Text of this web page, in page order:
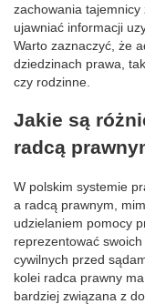
zachowania
ujawniać informacji
Warto zaznaczyć, że
dziedzinach prawa,
czy rodzinne.
Jakie są
radcą
W polskim systemie
a radcą prawnym,
udzielaniem pomocy
reprezentować
cywilnych przed
kolei radca prawny
bardziej związana z